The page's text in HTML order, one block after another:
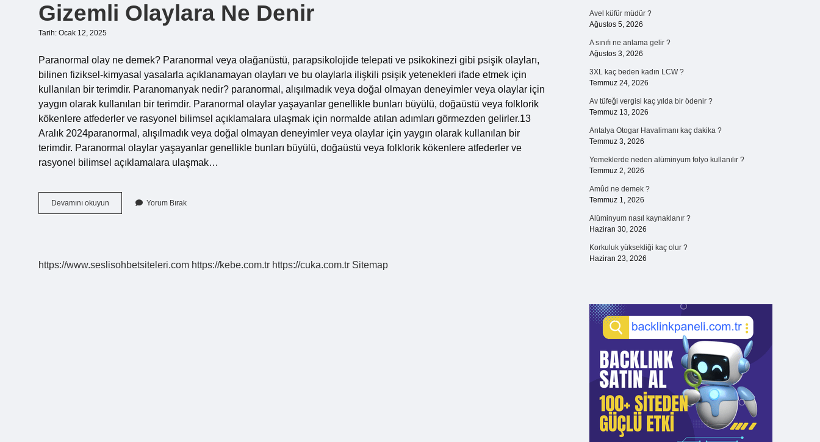
Gizemli Olaylara Ne Denir
Tarih: Ocak 12, 2025
Paranormal olay ne demek? Paranormal veya olağanüstü, parapsikolojide telepati ve psikokinezi gibi psişik olayları,
bilinen fiziksel-kimyasal yasalarla açıklanamayan olayları ve bu olaylarla ilişkili psişik yetenekleri ifade etmek için
kullanılan bir terimdir. Paranomanyak nedir? paranormal, alışılmadık veya doğal olmayan deneyimler veya olaylar için
yaygın olarak kullanılan bir terimdir. Paranormal olaylar yaşayanlar genellikle bunları büyülü, doğaüstü veya folklorik
kökenlere atfederler ve rasyonel bilimsel açıklamalara ulaşmak için normalde atılan adımları görmezden gelirler.13
Aralık 2024paranormal, alışılmadık veya doğal olmayan deneyimler veya olaylar için yaygın olarak kullanılan bir
terimdir. Paranormal olaylar yaşayanlar genellikle bunları büyülü, doğaüstü veya folklorik kökenlere atfederler ve
rasyonel bilimsel açıklamalara ulaşmak…
Devamını okuyun
Olaylara
Yorum Bırak
https://www.seslisohbetsiteleri.com https://kebe.com.tr https://cuka.com.tr Sitemap
Avel küfür müdür ?
Ağustos 5, 2026
A sınıfı ne anlama gelir ?
Ağustos 3, 2026
3XL kaç beden kadın LCW ?
Temmuz 24, 2026
Av tüfeği vergisi kaç yılda bir ödenir ?
Temmuz 13, 2026
Antalya Otogar Havalimanı kaç dakika ?
Temmuz 3, 2026
Yemeklerde neden alüminyum folyo kullanılır ?
Temmuz 2, 2026
Amûd ne demek ?
Temmuz 1, 2026
Alüminyum nasıl kaynaklanır ?
Haziran 30, 2026
Korkuluk yüksekliği kaç olur ?
Haziran 23, 2026